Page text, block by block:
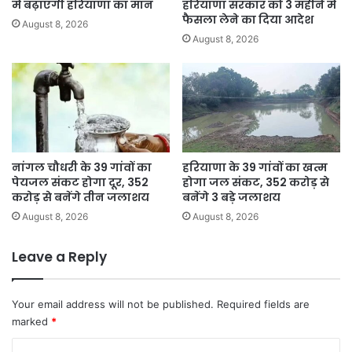
मिलेगा
में बढ़ाएंगी हरियाणा का मान
August 8, 2026
हरियाणा सरकार को 3 महीने में
फैसला लेने का दिया आदेश
August 8, 2026
नांगल चौधरी के 39 गांवों का
पेयजल संकट होगा दूर, 352
करोड़ से बनेंगे तीन जलाशय
August 8, 2026
हरियाणा के 39 गांवों का खत्म
होगा जल संकट, 352 करोड़ से
बनेंगे 3 बड़े जलाशय
August 8, 2026
Leave a Reply
Your email address will not be published. Required fields are
marked *